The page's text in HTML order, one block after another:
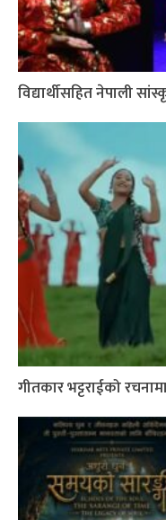
विद्यार्थीसहित नेपाली
गीतकार भट्टराईको